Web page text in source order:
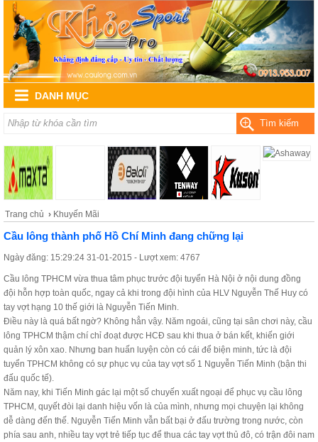
DANH MỤC
Tìm kiếm
Trang chủ › Khuyến Mãi
Cầu lông thành phố Hồ Chí Minh đang chững lại
Ngày đăng: 15:29:24 31-01-2015 - Lượt xem: 4767
Cầu lông TPHCM vừa thua tâm phục trước đội tuyển Hà Nội ở nội dung đồng
đội hỗn hợp toàn quốc, ngay cả khi trong đội hình của HLV Nguyễn Thế Huy có
tay vợt hạng 10 thế giới là Nguyễn Tiến Minh.
Điều này là quá bất ngờ? Không hẳn vậy. Năm ngoái, cũng tại sân chơi này, cầu
lông TPHCM thậm chí chỉ đoạt được HCĐ sau khi thua ở bán kết, khiến giới
quản lý xôn xao. Nhưng ban huấn luyện còn có cái để biện minh, tức là đội
tuyển TPHCM không có sự phục vụ của tay vợt số 1 Nguyễn Tiến Minh (bận thi
đấu quốc tế).
Năm nay, khi Tiến Minh gác lại một số chuyến xuất ngoại để phục vụ cầu lông
TPHCM, quyết đòi lại danh hiệu vốn là của mình, nhưng mọi chuyện lại không
dễ dàng đến thế. Nguyễn Tiến Minh vẫn bất bại ở đấu trường trong nước, còn
phía sau anh, nhiều tay vợt trẻ tiếp tục để thua các tay vợt thủ đô, có trận đôi nam